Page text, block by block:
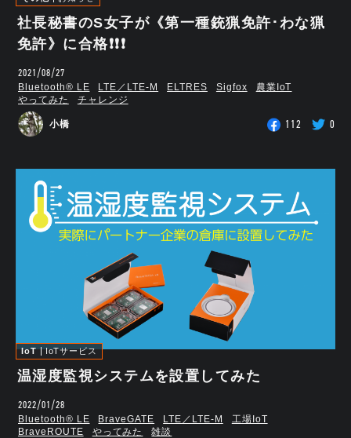
社長秘書のS女子が《第一種銃猟免許･わな猟
免許》に合格❗❗❗
2021/08/27
Bluetooth®︎ LE LTE／LTE-M ELTRES Sigfox
農業IoT
やってみた
チャレンジ
小橋 112 0
IoT IoTサービス
温湿度監視システムを設置してみた
2022/01/28
Bluetooth®︎ LE BraveGATE LTE／LTE-M
工場IoT
BraveROUTE
やってみた 雑談